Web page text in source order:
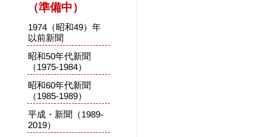
（準備中）
1974（昭和49）年
以前新聞
昭和50年代新聞
（1975-1984）
昭和60年代新聞
（1985-1989）
平成・新聞（1989-
2019）